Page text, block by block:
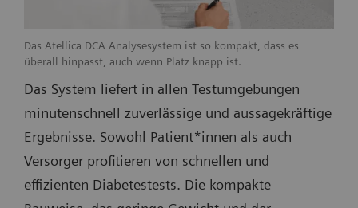
Das Atellica DCA Analysesystem ist so kompakt, dass es
überall hinpasst, auch wenn Platz knapp ist.
Das System liefert in allen Testumgebungen
minutenschnell zuverlässige und aussagekräftige
Ergebnisse. Sowohl Patient*innen als auch
Versorger profitieren von schnellen und
effizienten Diabetestests. Die kompakte